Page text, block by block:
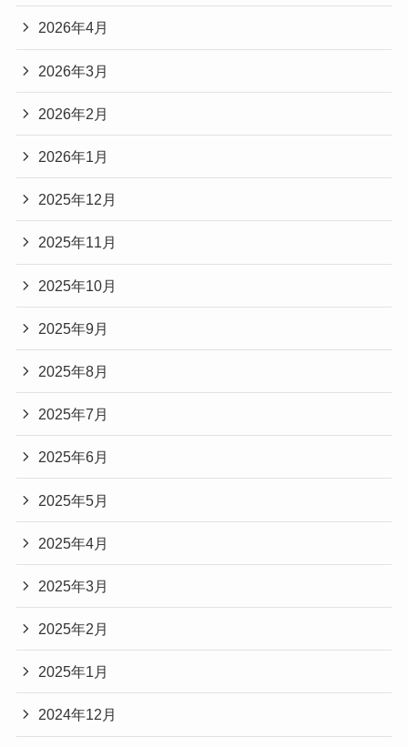
2026年4月
2026年3月
2026年2月
2026年1月
2025年12月
2025年11月
2025年10月
2025年9月
2025年8月
2025年7月
2025年6月
2025年5月
2025年4月
2025年3月
2025年2月
2025年1月
2024年12月